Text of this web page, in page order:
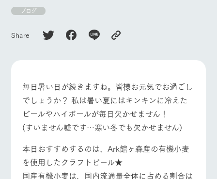
ガーデンの開花
状況などを毎日
ント・フェアの
情報やスケジュ
フラワー
ガーデン
花のある美しい
季節の移り変わ
う
動物とふ
れあう
触れて、感じ
森の雄大な自然
なかで動物とふ
れあう
アクティ
各種体験教室な
ど、楽しみなが
アクティビティ
牧場に行く
ArkFarm Wedding
ブログ
お問い合わせ・資料請求
イベント/フェア レストラン/BBQ フラワーガーデン
ブログ
Share
毎日暑い日が続きますね。皆様お元気でお過ごし
でしょうか？ 私は暑い夏にはキンキンに冷えた
ビールやハイボールが毎日欠かせません！
(すいません嘘です…寒い冬でも欠かせません)
本日おすすめするのは、Ark館ヶ森産の有機小麦
を使用したクラフトビール★
国産有機小麦は、国内流通量全体に占める割合は